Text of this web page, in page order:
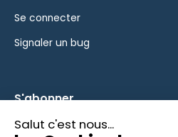
Se connecter
Signaler un bug
S'abonner
Inscrivez-vous à notre
fonctionnalités et des